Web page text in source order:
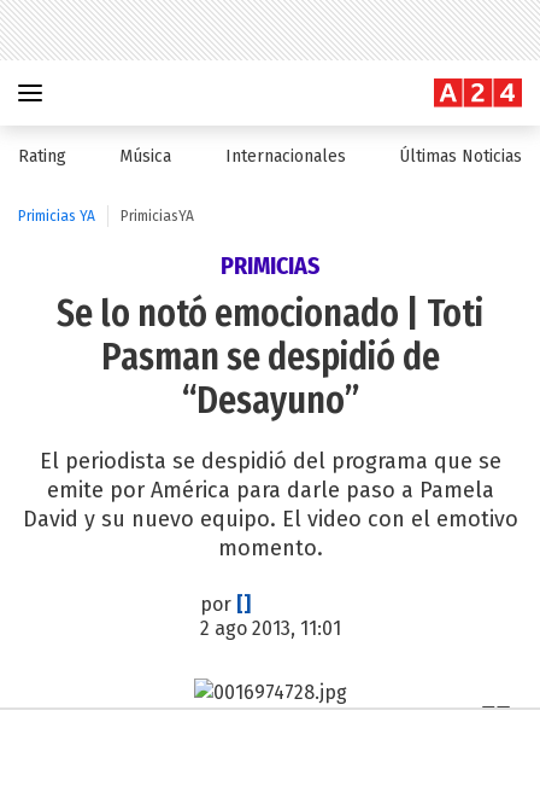
Rating Música Internacionales Últimas Noticias
Primicias YA PrimiciasYA
PRIMICIAS
Se lo notó emocionado | Toti
Pasman se despidió de
“Desayuno”
El periodista se despidió del programa que se
emite por América para darle paso a Pamela
David y su nuevo equipo. El video con el emotivo
momento.
por []
2 ago 2013, 11:01